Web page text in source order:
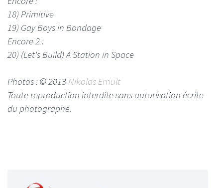
18) Primitive
19) Gay Boys in Bondage
Encore 2 :
20) (Let's Build) A Station in Space
Photos : © 2013 Nikolas Ernult
Toute reproduction interdite sans autorisation écrite
du photographe.